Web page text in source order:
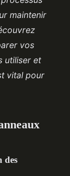
maintenir
vos
utiliser et
vital pour
des